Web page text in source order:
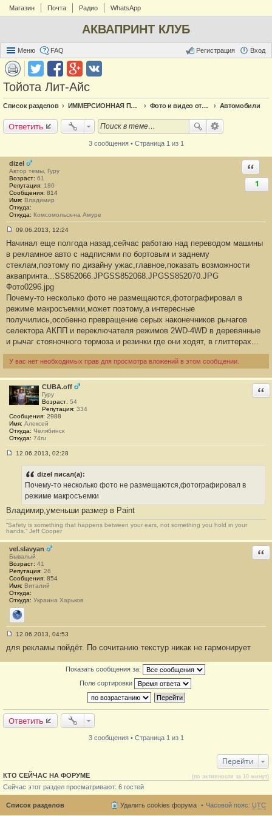
Магазин Почта Радио WhatsApp
АКВАПРИНТ КЛУБ
Меню FAQ Вход
Регистрация
Тойота Лит-Айс
Список разделов ИММЕРСИОННАЯ ПЕЧАТЬ Фото и видео отчёт по аквапечати Автомобили
Ответить
3 сообщения • Страница 1 из 1
dizel
Автор темы, Гуру
Возраст: 61
Репутация: 180
Сообщения: 814
Имя: Владимир
Откуда:
Откуда: Комсомольск-на Амуре
1
о
б
щ
н
и
#
1
09.06.2013, 12:24
Начинал еще полгода назад,сейчас работаю над переводом машины
в рекламное авто с надписями по бортовым и заднему
стеклам,поэтому по дизайну ужас,главное,показать возможности
аквапринта...SS852066.JPGSS852068.JPGSS852070.JPG
Фото0296.jpg
Почему-то несколько фото не размещаются,фотографировал в
режиме макросъемки,может поэтому,а интересные
получились,особенно превращение серых наконечников рычагов
селектора АКПП и переключателя режимов 2WD-4WD в деревянные
и рычаг стояночного тормоза и резинки где они ходят, в глиттерах...
У вас нет необходимых прав для просмотра вложений в этом сообщении.
CUBA.off
Гуру
Возраст: 54
Репутация: 334
Сообщения: 2988
Имя: Алексей
Откуда: Челябинск
Откуда: 74ru
и
#
2
12.06.2013, 02:28
dizel писал(а):
Почему-то несколько фото не размещаются,фотографировал в
режиме макросъемки
Владимир,уменьши размер в Paint
“Safety is something that happens between your ears, not something you hold in your
hands.” Jeff Cooper
vel.slavyan
Бывалый
Возраст: 41
Репутация: 26
Сообщения: 854
Имя: Виталий
Откуда:
Откуда: Украина Харьков
Сайт
о
б
3
12.06.2013, 04:53
для рекламы пойдёт. По сочитанию текстур никак не гармонирует
Показать сообщения за:
Поле сортировки
Ответить
3 сообщения • Страница 1 из 1
Перейти
КТО СЕЙЧАС НА ФОРУМЕ (по активности за 10 минут)
Сейчас этот раздел просматривают: 6 гостей
Список разделов Часовой пояс: UTC
Удалить cookies форума